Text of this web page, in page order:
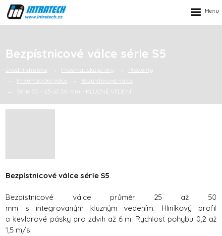
Bezpístnicové válce série S5
Úvodní stránka Pneumatické prvky
Produkty
Pneumatické válce
Bezpístnicové válce
Série S5 - 25 až 50 mm - KLUZNÉ VEDENÍ
Bezpístnicové válce série S5
Bezpístnicové válce průměr 25 až 50
mm s integrovaným kluzným vedením. Hliníkový profil
a kevlarové pásky pro zdvih až 6 m. Rychlost pohybu 0,2 až
1,5 m/s.